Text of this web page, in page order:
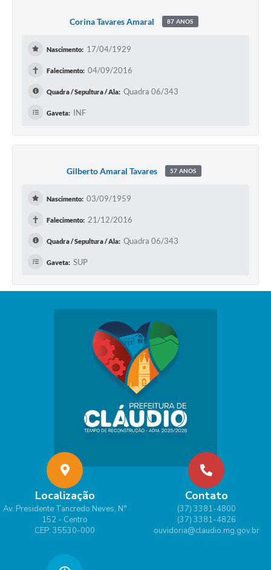
Corina Tavares Amaral 87 ANOS
Nascimento: 17/04/1929
✝ Falecimento: 04/09/2016
Quadra / Sepultura / Ala: Quadra 06/343
Gaveta: INF
Gilberto Amaral Tavares 57 ANOS
Nascimento: 03/09/1959
✝ Falecimento: 21/12/2016
Quadra / Sepultura / Ala: Quadra 06/343
Gaveta: SUP
Localização
Av. Presidente Tancredo Neves, N°
152 - Centro
CEP: 35530-000
Contato
(37) 3381-4800
(37) 3381-4826
ouvidoria@claudio.mg.gov.br